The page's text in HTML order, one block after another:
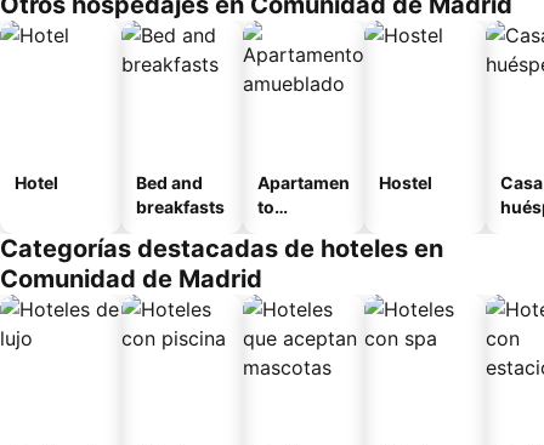
Hotel
Bed and
breakfasts
Apartamen
to
o
Hostel
Categorías destacadas de hoteles en
Comunidad de Madrid